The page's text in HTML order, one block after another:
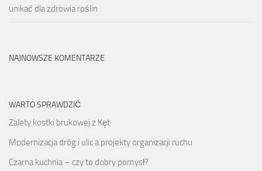
unikać dla zdrowia roślin
NAJNOWSZE KOMENTARZE
WARTO SPRAWDZIĆ
Zalety kostki brukowej z Kęt
Modernizacja dróg i ulic a projekty organizacji ruchu
Czarna kuchnia – czy to dobry pomysł?